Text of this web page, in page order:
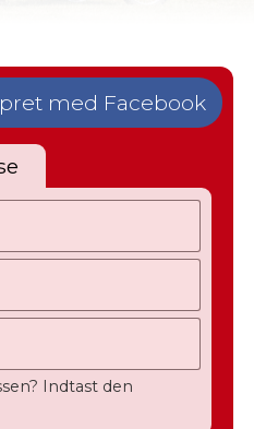
med Facebook
Indtast den